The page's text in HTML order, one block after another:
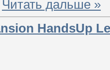
Читать дальше »
HandsUp